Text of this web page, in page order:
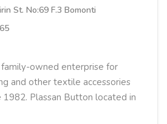
St. No:69 F.3 Bomonti
family-owned enterprise for
and other textile accessories
1982. Plassan Button located in